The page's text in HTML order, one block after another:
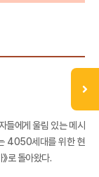
들에게 울림 있는 메시
4050세대를 위한 현
로 돌아왔다.